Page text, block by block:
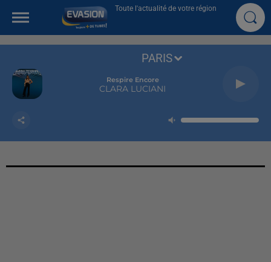
Toute l'actualité de votre région
Respire Encore
CLARA LUCIANI
PARIS